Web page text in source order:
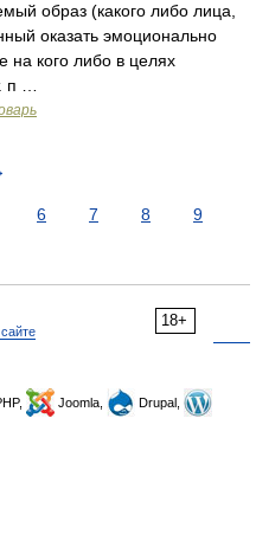
образ (какого либо лица,
оказать эмоционально
на кого либо в целях
п …
6 7 8
9
18+
Joomla,
Drupal,